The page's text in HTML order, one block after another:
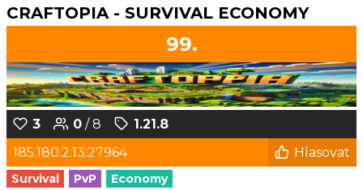
CRAFTOPIA - SURVIVAL ECONOMY
99.
3 0 / 8
1.21.8
185.180.2.13:27964
Hlasovat
Survival PvP Economy